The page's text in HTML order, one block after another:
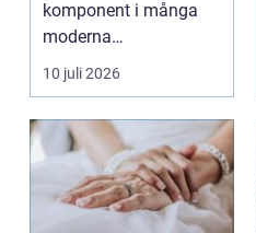
komponent i många
moderna
verksamheter. Den
används för att fl...
10 juli 2026